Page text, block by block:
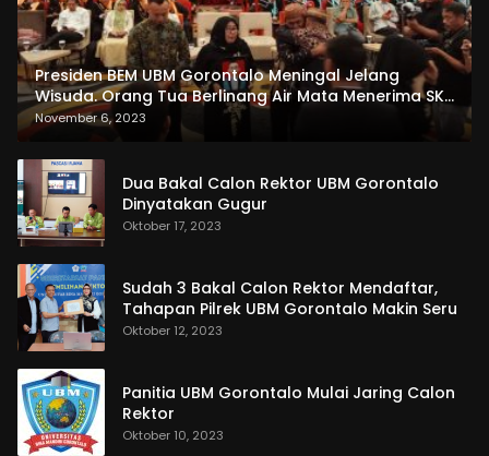
Presiden BEM UBM Gorontalo Meningal Jelang
Wisuda. Orang Tua Berlinang Air Mata Menerima SKL
dan Pemasangan Salempang
November 6, 2023
Dua Bakal Calon Rektor UBM Gorontalo
Dinyatakan Gugur
Oktober 17, 2023
Sudah 3 Bakal Calon Rektor Mendaftar,
Tahapan Pilrek UBM Gorontalo Makin Seru
Oktober 12, 2023
Panitia UBM Gorontalo Mulai Jaring Calon
Rektor
Oktober 10, 2023